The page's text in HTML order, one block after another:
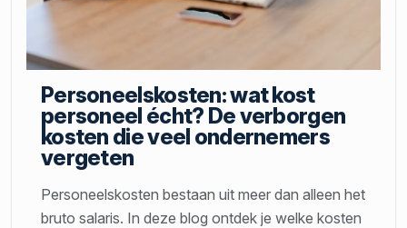
Personeelskosten: wat kost
personeel écht? De verborgen
kosten die veel ondernemers
vergeten
Personeelskosten bestaan uit meer dan alleen het
bruto salaris. In deze blog ontdek je welke kosten